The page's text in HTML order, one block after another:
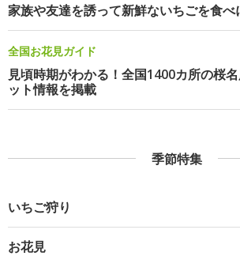
家族や友達を誘って新鮮ないちごを食べ
全国お花見ガイド
見頃時期がわかる！全国1400カ所の桜
ット情報を掲載
季節特集
いちご狩り
お花見